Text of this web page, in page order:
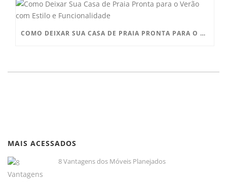
COMO DEIXAR SUA CASA DE PRAIA PRONTA PARA O VERÃO COM ESTILO E FUNCIONALIDADE
MAIS ACESSADOS
8 Vantagens dos Móveis Planejados